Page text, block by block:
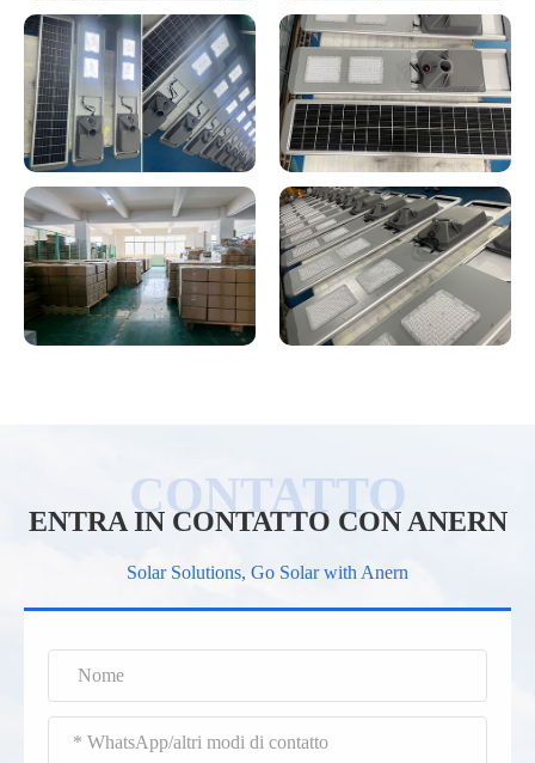
ENTRA IN CONTATTO CON ANERN
Solar Solutions, Go Solar with Anern